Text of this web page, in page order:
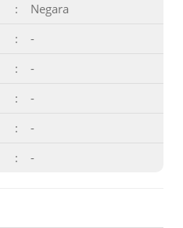
:
Negara
:
-
:
-
:
-
:
-
: -